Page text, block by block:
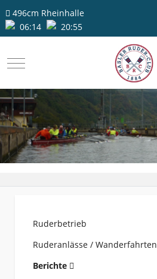
496cm Rheinhalle
06:14
20:55
Mobile Menu Toggle
Ruderbetrieb
Ruderanlässe / Wanderfahrten
Berichte